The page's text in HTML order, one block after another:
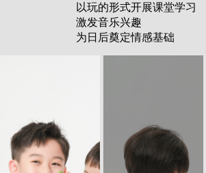
以玩的形式开展课堂学习
激发音乐兴趣
为日后奠定情感基础